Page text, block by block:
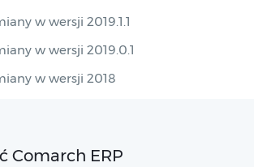
w wersji 2019.1.1
w wersji 2019.0.1
w wersji 2018
Comarch ERP